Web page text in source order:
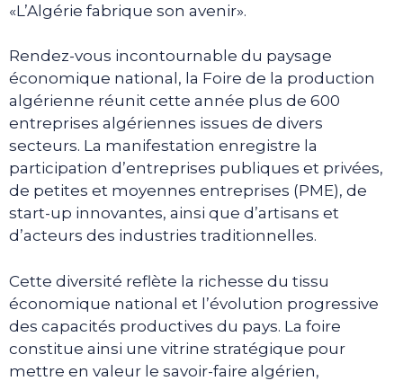
«L’Algérie fabrique son avenir».
Rendez-vous incontournable du paysage
économique national, la Foire de la production
algérienne réunit cette année plus de 600
entreprises algériennes issues de divers
secteurs. La manifestation enregistre la
participation d’entreprises publiques et privées,
de petites et moyennes entreprises (PME), de
start-up innovantes, ainsi que d’artisans et
d’acteurs des industries traditionnelles.
Cette diversité reflète la richesse du tissu
économique national et l’évolution progressive
des capacités productives du pays. La foire
constitue ainsi une vitrine stratégique pour
mettre en valeur le savoir-faire algérien,